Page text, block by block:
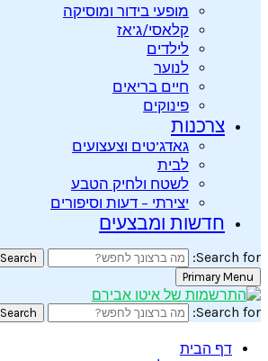
מופעי בידור ומוסיקה
קלאסי/ג’אז
לילדים
לנוער
חיים בריאים
פינוקים
צרכנות
גאדג’טים וצעצועים
לבית
לשטח ולחיק הטבע
יצירתי – דעות וסיפורים
חדשות ומבצעים
Search for:
Search
Primary Menu
Search for:
Search
דף הבית